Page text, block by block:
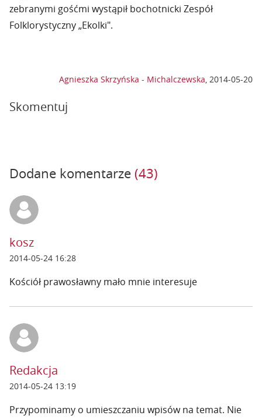
zebranymi gośćmi wystąpił bochotnicki Zespół
Folklorystyczny „Ekolki".
Agnieszka Skrzyńska - Michalczewska, 2014-05-20
Skomentuj
Dodane komentarze (43)
kosz
2014-05-24 16:28
Kościół prawosławny mało mnie interesuje
Redakcja
2014-05-24 13:19
Przypominamy o umieszczaniu wpisów na temat. Nie